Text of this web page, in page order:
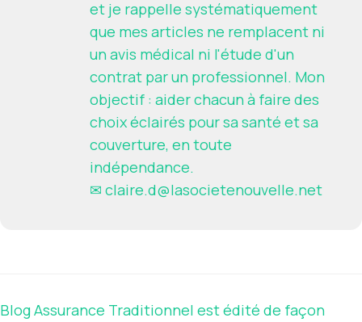
et je rappelle systématiquement
que mes articles ne remplacent ni
un avis médical ni l'étude d'un
contrat par un professionnel. Mon
objectif : aider chacun à faire des
choix éclairés pour sa santé et sa
couverture, en toute
indépendance.
✉ claire.d@lasocietenouvelle.net
Blog Assurance Traditionnel est édité de façon